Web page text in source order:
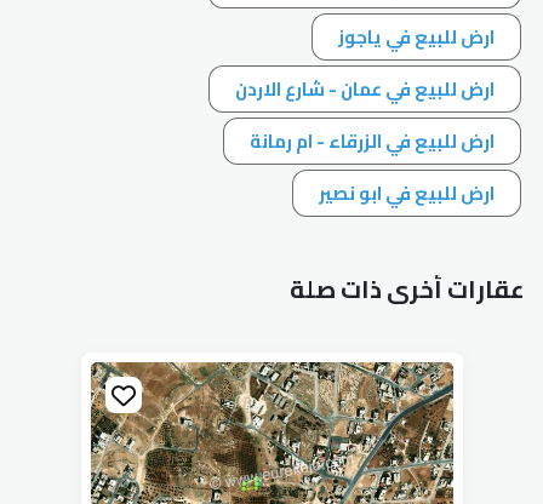
ارض للبيع في ياجوز
ارض للبيع في عمان - شارع الاردن
ارض للبيع في الزرقاء - ام رمانة
ارض للبيع في ابو نصير
عقارات أخرى ذات صلة